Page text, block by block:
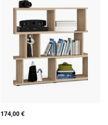
174,00€